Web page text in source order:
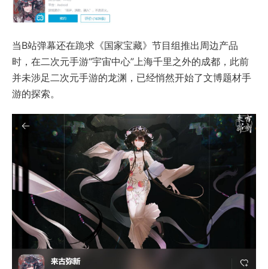
当B站弹幕还在跪求《国家宝藏》节目组推出周边产品
时，在二次元手游“宇宙中心”上海千里之外的成都，此前
并未涉足二次元手游的龙渊，已经悄然开始了文博题材手
游的探索。